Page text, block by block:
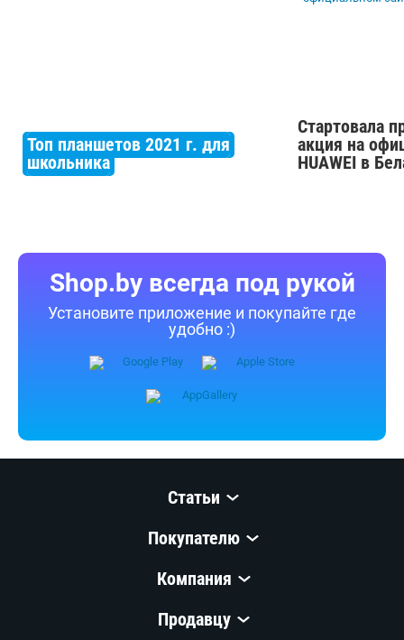
Топ планшетов 2021 г. для
школьника
Стартовала
акция на
HUAWEI в
Shop.by всегда под рукой
Установите приложение и покупайте где
удобно :)
Статьи
Покупателю
Компания
Продавцу